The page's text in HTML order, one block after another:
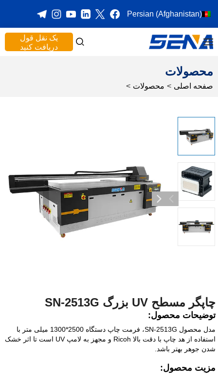
Persian (Afghanistan)
یک نقل قول
دریافت کنید
محصولات
صفحه اصلی > محصولات >
چاپگر مسطح UV بزرگ SN-2513G
توضیحات محصول:
مدل محصول SN-2513G، فرمت چاپ دستگاه 2500*1300 میلی متر با
استفاده از هد چاپ با دقت بالا Ricoh و مجهز به لامپ UV است تا اثر خشک
شدن جوهر بهتر باشد.
مزیت محصول: